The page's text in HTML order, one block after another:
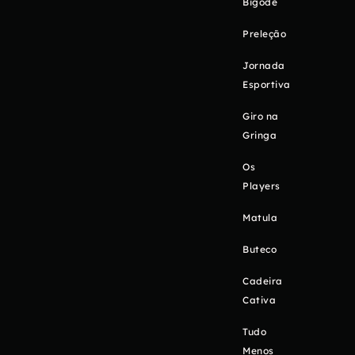
Preleção
Jornada
Esportiva
Giro na
Gringa
Os
Players
Matula
Buteco
Cadeira
Cativa
Tudo
Menos